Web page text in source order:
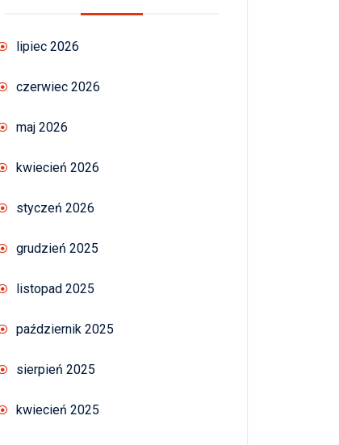
lipiec 2026
czerwiec 2026
maj 2026
kwiecień 2026
styczeń 2026
grudzień 2025
listopad 2025
październik 2025
sierpień 2025
kwiecień 2025